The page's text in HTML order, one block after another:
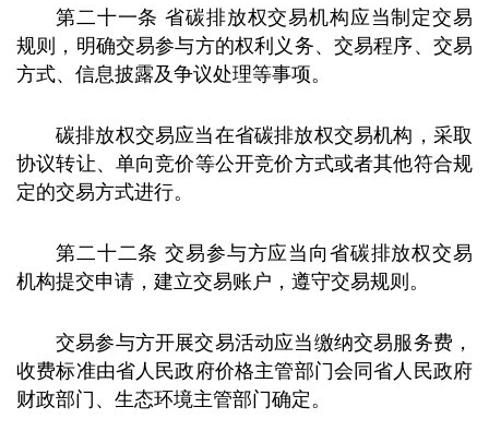
第二十一条 省碳排放权交易机构应当制定交易
规则，明确交易参与方的权利义务、交易程序、交易
方式、信息披露及争议处理等事项。
碳排放权交易应当在省碳排放权交易机构，采取
协议转让、单向竞价等公开竞价方式或者其他符合规
定的交易方式进行。
第二十二条 交易参与方应当向省碳排放权交易
机构提交申请，建立交易账户，遵守交易规则。
交易参与方开展交易活动应当缴纳交易服务费，
收费标准由省人民政府价格主管部门会同省人民政府
财政部门、生态环境主管部门确定。